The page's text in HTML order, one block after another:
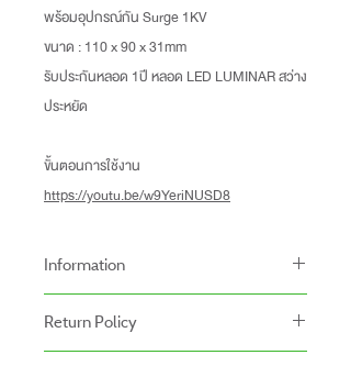
พร้อมอุปกรณ์กัน Surge 1KV
ขนาด : 110 x 90 x 31mm
รับประกันหลอด 1ปี หลอด LED LUMINAR สว่าง
ประหยัด
ขั้นตอนการใช้งาน
https://youtu.be/w9YeriNUSD8
Information
Return Policy